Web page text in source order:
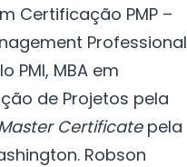
Certificação PMP –
Professional
PMI, MBA em
de Projetos pela
Certificatepela
Robson